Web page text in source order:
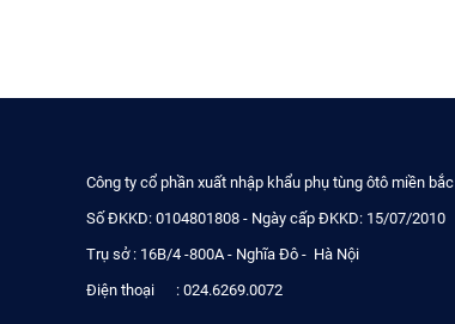
Công ty cổ phần xuất nhập khẩu phụ tùng ôtô miền bắc
Số ĐKKD: 0104801808 - Ngày cấp ĐKKD: 15/07/2010
Trụ sở : 16B/4 -800A - Nghĩa Đô - Hà Nội
Điện thoại : 024.6269.0072